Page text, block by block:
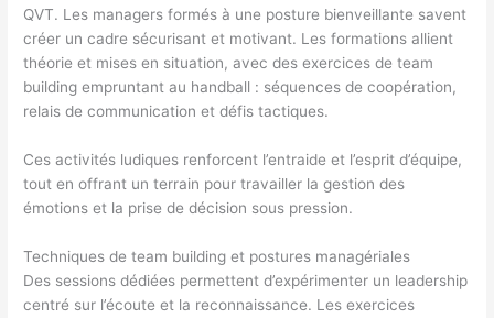
QVT. Les managers formés à une posture bienveillante savent
créer un cadre sécurisant et motivant. Les formations allient
théorie et mises en situation, avec des exercices de team
building empruntant au handball : séquences de coopération,
relais de communication et défis tactiques.
Ces activités ludiques renforcent l’entraide et l’esprit d’équipe,
tout en offrant un terrain pour travailler la gestion des
émotions et la prise de décision sous pression.
Techniques de team building et postures managériales
Des sessions dédiées permettent d’expérimenter un leadership
centré sur l’écoute et la reconnaissance. Les exercices